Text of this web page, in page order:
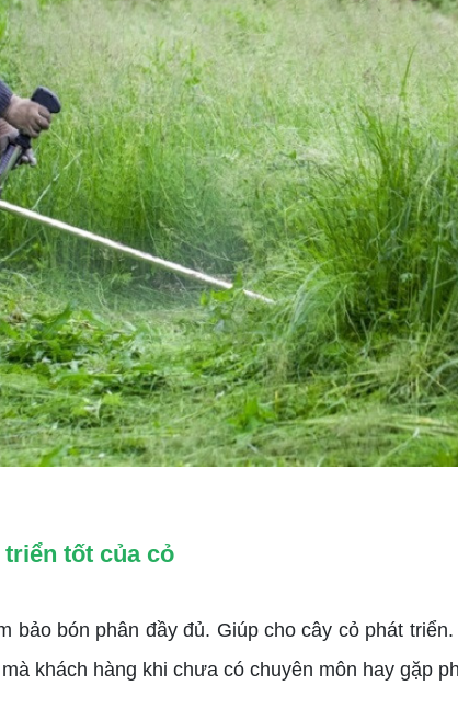
tốt của cỏ
bón phân đầy đủ. Giúp cho cây cỏ phát
khách hàng khi chưa có chuyên môn hay gặp